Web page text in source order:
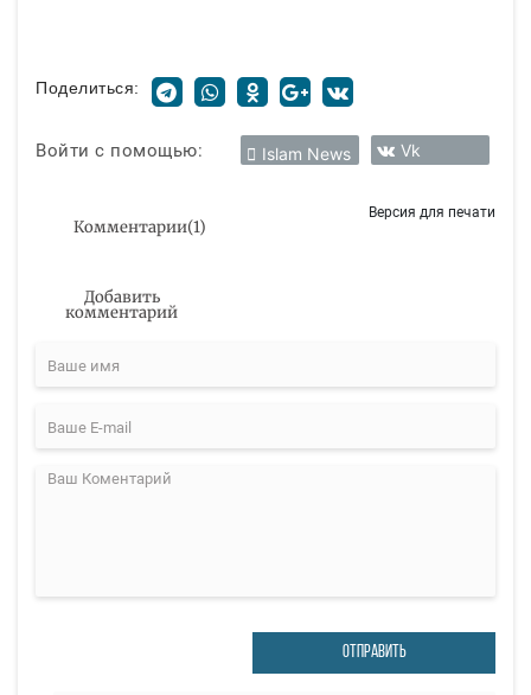
Поделиться:
Войти с помощью: Islam News Vk
Комментарии(1)
Версия для печати
Добавить
комментарий
ОТПРАВИТЬ